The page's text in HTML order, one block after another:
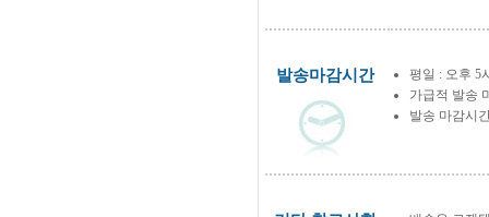
발송마감시간
평일 : 오후 5
가급적 발송
발송 마감시